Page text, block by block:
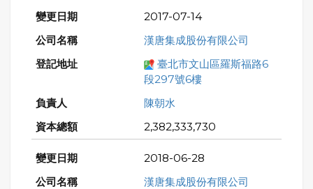
2017-07-14
漢唐集成股份有限公司
臺北市文山區羅斯福路6
段297號6樓
陳朝水
2,382,333,730
2018-06-28
漢唐集成股份有限公司